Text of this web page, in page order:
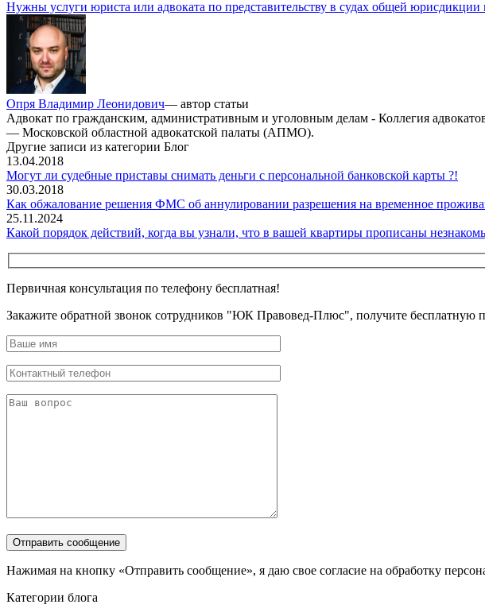
Нужны услуги юриста или адвоката по представительству в судах общей
Опря Владимир Леонидович— автор статьи
Адвокат по гражданским, административным и уголовным делам - Коллегия
— Московской областной адвокатской палаты (АПМО).
Другие записи из категории Блог
13.04.2018
Могут ли судебные приставы снимать деньги с персональной банковской карты ?!
30.03.2018
Как обжалование решения ФМС об аннулировании разрешения на временное
25.11.2024
Какой порядок действий, когда вы узнали, что в вашей квартиры прописаны
Первичная консультация по телефону бесплатная!
Закажите обратной звонок сотрудников "ЮК Правовед-Плюс", получите
Нажимая на кнопку «Отправить сообщение», я даю свое согласие на обработку
Категории блога